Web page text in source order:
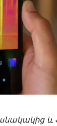
և